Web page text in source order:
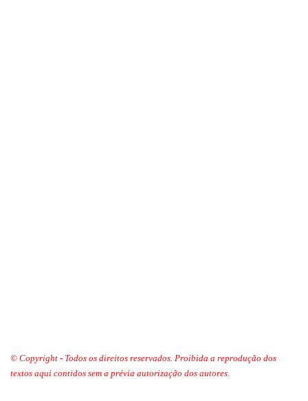
© Copyright - Todos os direitos reservados. Proibida a reprodução dos
textos aqui contidos sem a prévia autorização dos autores.